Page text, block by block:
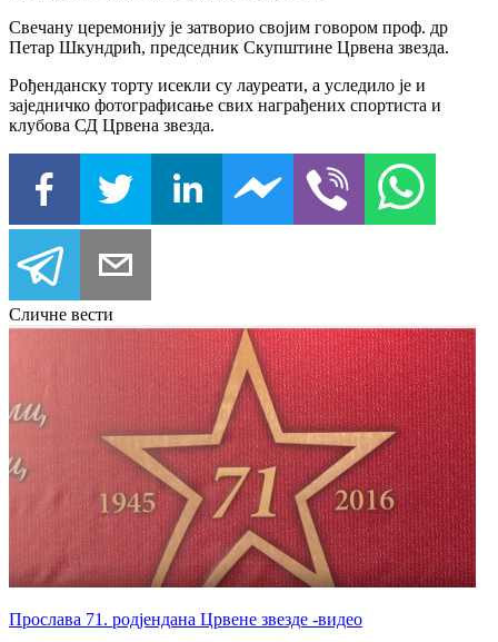
Свечану церемонију је затворио својим говором проф. др
Петар Шкундрић, председник Скупштине Црвена звезда.
Рођенданску торту исекли су лауреати, а уследило је и
заједничко фотографисање свих награђених спортиста и
клубова СД Црвена звезда.
Сличне вести
Прослава 71. родјендана Црвене звезде -видео